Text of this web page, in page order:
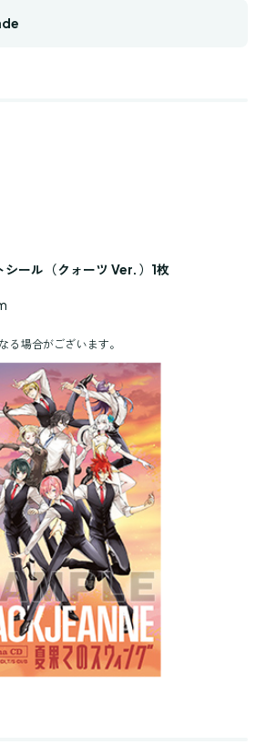
シール（クォーツ Ver.）1枚
る場合がございます。